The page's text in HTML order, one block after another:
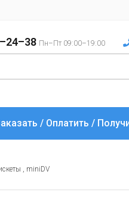
Пн–Пт 09:00–19:00
/ Оплатить /
, miniDV